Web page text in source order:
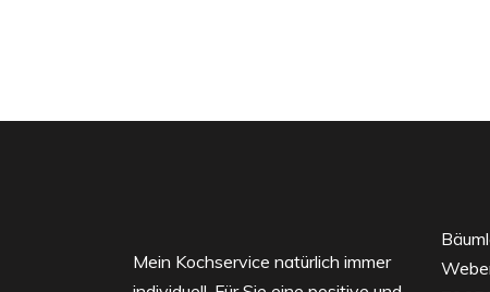
Mein Kochservice natürlich immer